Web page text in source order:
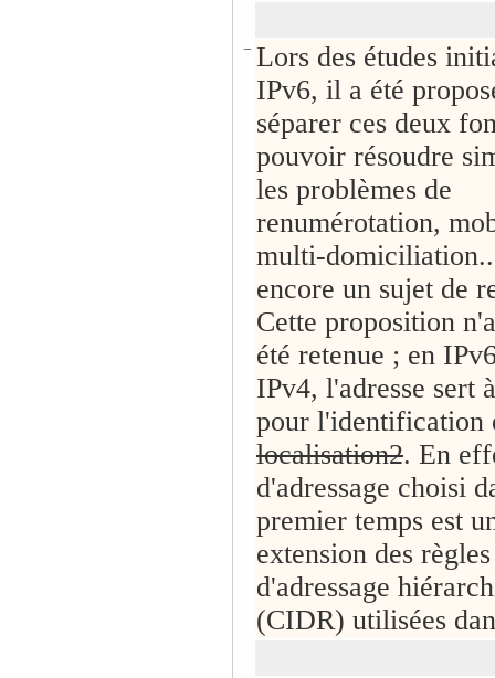
− Lors des études
IPv6, il a été
séparer ces deux
pouvoir résoudre
les problèmes de
renumérotation,
multi-
encore un sujet de
Cette proposition
été retenue ; en
IPv4, l'adresse sert
pour l'identification
localisation2. En
d'adressage choisi
premier temps est
extension des règles
d'adressage
(CIDR) utilisées